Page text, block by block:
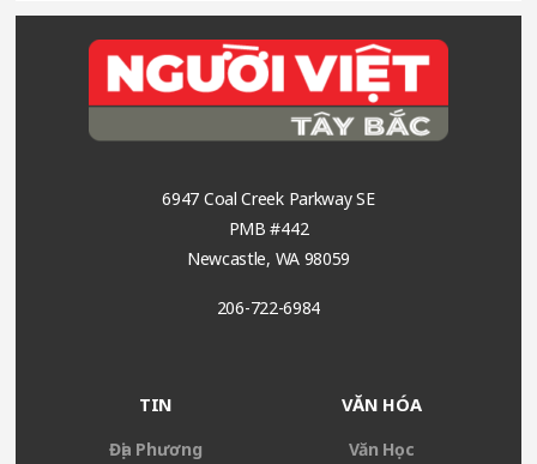
Footer
6947 Coal Creek Parkway SE
PMB #442
Newcastle, WA 98059
206-722-6984
TIN
Địa Phương
VĂN HÓA
Văn Học